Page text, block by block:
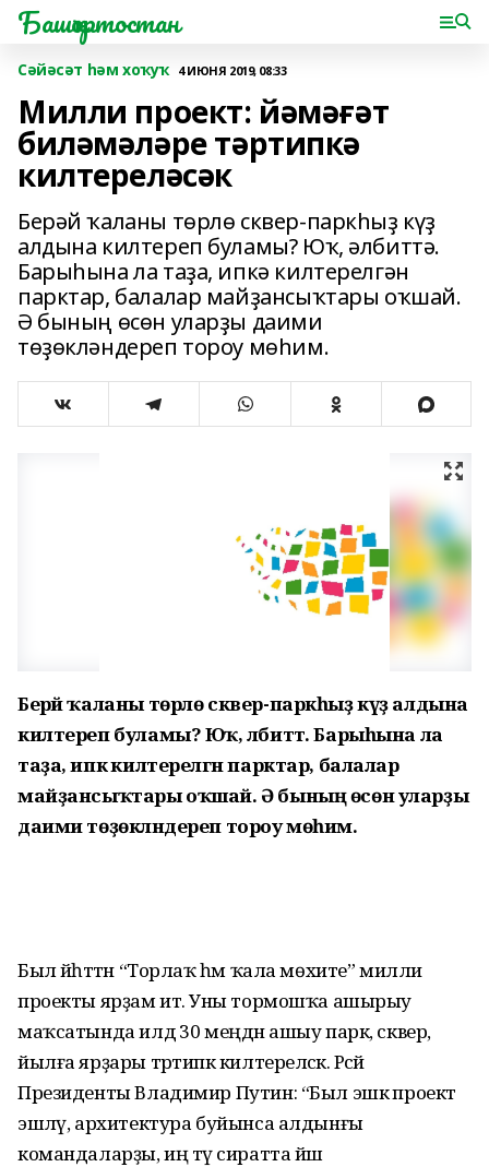
Башҡортостан
Сәйәсәт һәм хоҡуҡ 4 ИЮНЯ 2019, 08:33
Милли проект: йәмәғәт
биләмәләре тәртипкә
килтереләсәк
Берәй ҡаланы төрлө сквер-паркһыҙ күҙ
алдына килтереп буламы? Юҡ, әлбиттә.
Барыһына ла таҙа, ипкә килтерелгән
парктар, балалар майҙансыҡтары оҡшай.
Ә бының өсөн уларҙы даими
төҙөкләндереп тороу мөһим.
Берәй ҡаланы төрлө сквер-паркһыҙ күҙ алдына
килтереп буламы? Юҡ, әлбиттә. Барыһына ла
таҙа, ипкә килтерелгән парктар, балалар
майҙансыҡтары оҡшай. Ә бының өсөн уларҙы
даими төҙөкләндереп тороу мөһим.
Был йәһәттән “Торлаҡ һәм ҡала мөхите” милли
проекты ярҙам итә. Уны тормошҡа ашырыу
маҡсатында илдә 30 меңдән ашыу парк, сквер,
йылға ярҙары тәртипкә килтереләсәк. Рәсәй
Президенты Владимир Путин: “Был эшкә проект
эшләү, архитектура буйынса алдынғы
командаларҙы, иң тәү сиратта йәш